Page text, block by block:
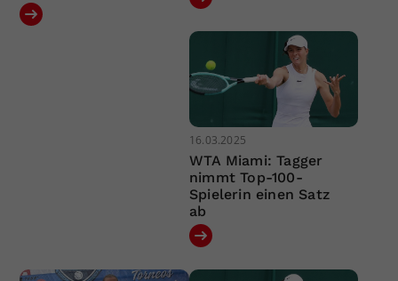
16.03.2025
WTA Miami: Tagger
nimmt Top-100-
Spielerin einen Satz
ab